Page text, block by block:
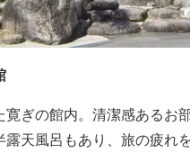
寛ぎの館内。清潔感あるお
天風呂もあり、旅の疲れ